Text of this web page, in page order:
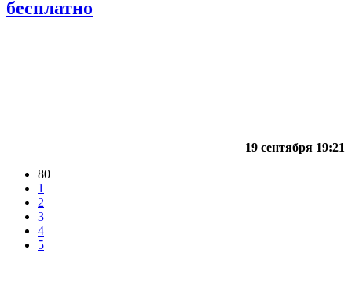
бесплатно
19 сентября 19:21
80
1
2
3
4
5